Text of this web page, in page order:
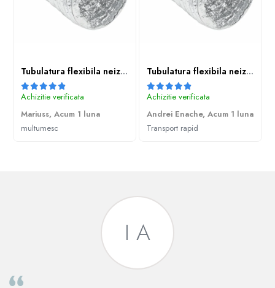
Tubulatura flexibila neizolata
Achizitie verificata
Mariuss, Acum 1 luna
multumesc
Tubulatura flexibila neizolata
Achizitie verificata
Andrei Enache, Acum 1 luna
Transport rapid
I A